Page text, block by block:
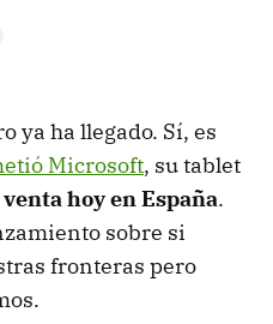
ya ha llegado. Sí, es
Microsoft, su tablet
hoy en España.
sobre si
fronteras pero